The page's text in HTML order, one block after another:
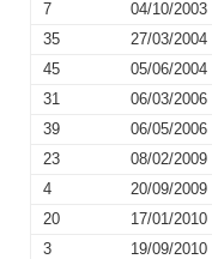
7
04/10/2003
35
27/03/2004
45
05/06/2004
31
06/03/2006
39
06/05/2006
23
08/02/2009
4
20/09/2009
20
17/01/2010
3
19/09/2010